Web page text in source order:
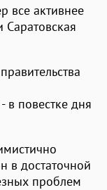
все активнее
Саратовская
в повестке дня
в достаточной
проблем